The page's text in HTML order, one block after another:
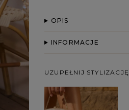
OPIS
INFORMACJE
UZUPEŁNIJ STYLIZACJĘ